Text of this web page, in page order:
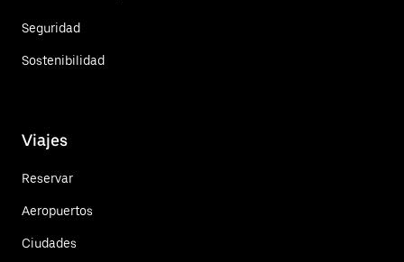
Seguridad
Sostenibilidad
Viajes
Reservar
Aeropuertos
Ciudades